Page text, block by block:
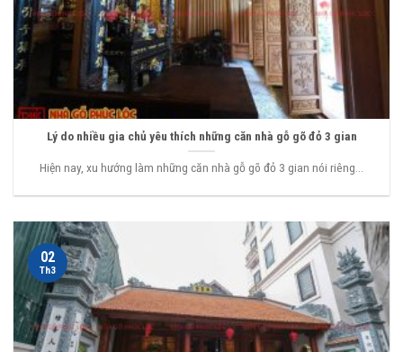
Lý do nhiều gia chủ yêu thích những căn nhà gỗ gõ đỏ 3 gian
Hiện nay, xu hướng làm những căn nhà gỗ gõ đỏ 3 gian nói riêng...
02
Th3